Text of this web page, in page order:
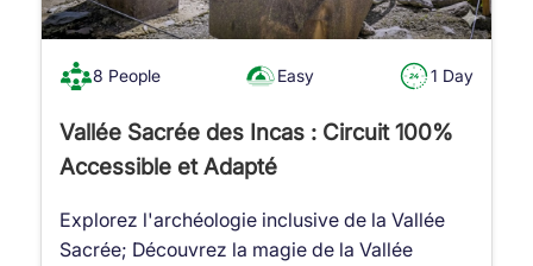
8 People Easy 1 Day
Vallée Sacrée des Incas : Circuit 100%
Accessible et Adapté
Explorez l'archéologie inclusive de la Vallée
Sacrée; Découvrez la magie de la Vallée